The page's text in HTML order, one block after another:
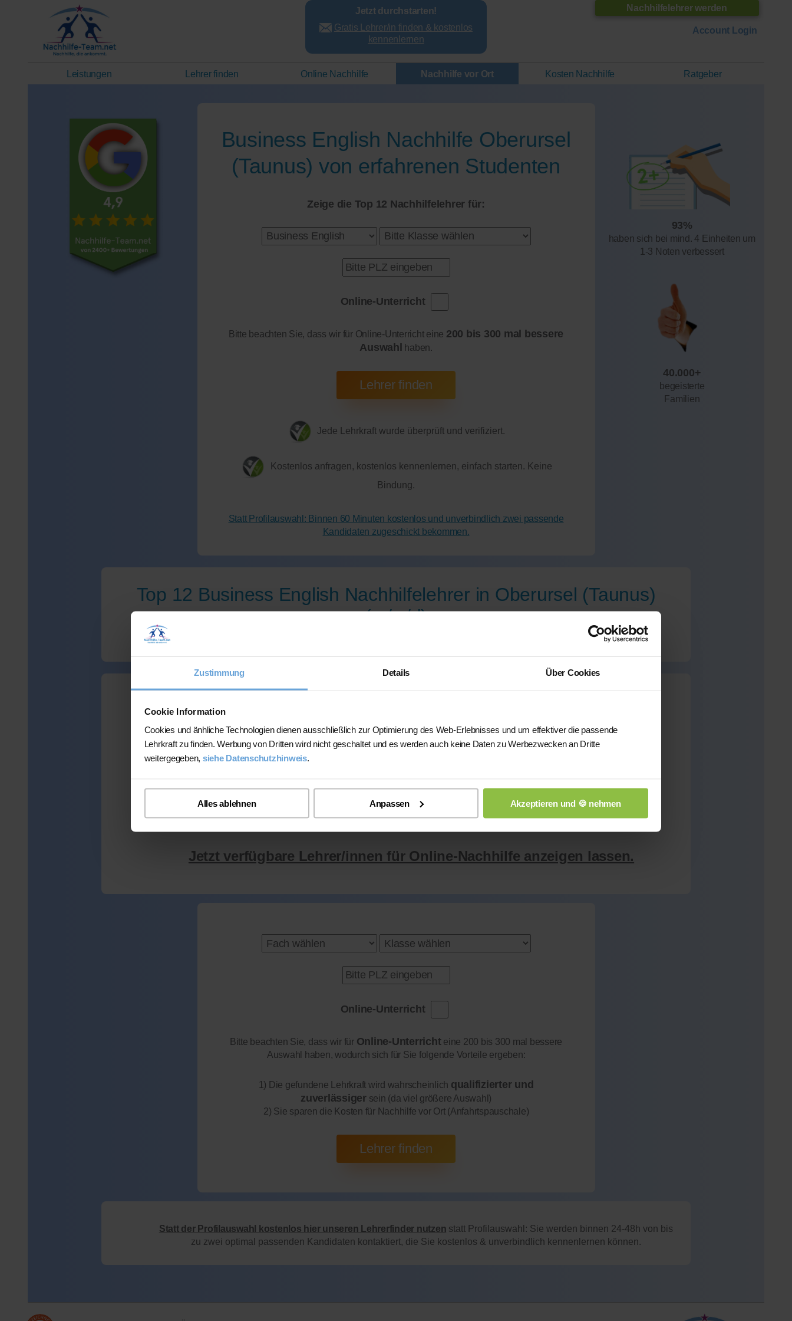
Zustimmung Details Über Cookies
Cookie Information
Cookies und änhliche Technologien dienen ausschließlich zur Optimierung des Web-Erlebnisses und um effektiver die passende
Lehrkraft zu finden. Werbung von Dritten wird nicht geschaltet und es werden auch keine Daten zu Werbezwecken an Dritte
weitergegeben, siehe Datenschutzhinweis.
Alles ablehnen Anpassen Akzeptieren und 🍪 nehmen
Nachhilfelehrer werden
Account Login
Jetzt durchstarten!
Gratis Lehrer/in finden & kostenlos
kennenlernen
Leistungen Lehrer finden Online Nachhilfe Nachhilfe vor Ort Kosten Nachhilfe Ratgeber
93%
haben sich bei mind. 4 Einheiten um
1-3 Noten verbessert
40.000+
begeisterte
Familien
Business English Nachhilfe Oberursel
(Taunus) von erfahrenen Studenten
Zeige die Top 12 Nachhilfelehrer für:
Online-Unterricht
Bitte beachten Sie, dass wir für Online-Unterricht eine 200 bis 300 mal bessere
Auswahl
haben.
Jede Lehrkraft wurde überprüft und verifiziert.
Kostenlos anfragen, kostenlos kennenlernen, einfach starten. Keine
Bindung.
Statt Profilauswahl: Binnen 60 Minuten kostenlos und unverbindlich zwei passende
Kandidaten zugeschickt bekommen.
Top 12 Business English Nachhilfelehrer in Oberursel (Taunus)
(m/w/d)
Wir haben leider momentan keine Lehrkraft in
Fach verfügbar.
mehr als 300 Lehrer/innen pro Fach und Niveau die am besten qualifizierten
Lehrer/innen sofort zur Verfügung stellen.
Jetzt verfügbare Lehrer/innen für Online-Nachhilfe anzeigen lassen.
Online-Unterricht
Bitte beachten Sie, dass wir für Online-Unterrichteine 200 bis 300 mal bessere
Auswahl haben, wodurch sich für Sie folgende Vorteile ergeben:
1) Die gefundene Lehrkraft wird wahrscheinlich qualifizierter und
zuverlässigersein (da viel größere Auswahl)
2) Sie sparen die Kosten für Nachhilfe vor Ort (Anfahrtspauschale)
Statt der Profilauswahl kostenlos hier unseren Lehrerfinder nutzen statt Profilauswahl: Sie werden binnen 24-48h von bis
zu zwei optimal passenden Kandidaten kontaktiert, die Sie kostenlos & unverbindlich kennenlernen können.